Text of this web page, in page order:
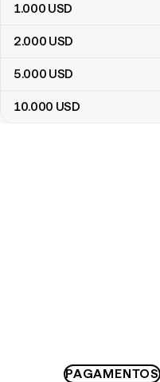
1.000 USD
2.000 USD
5.000 USD
10.000 USD
PAGAMENTOS